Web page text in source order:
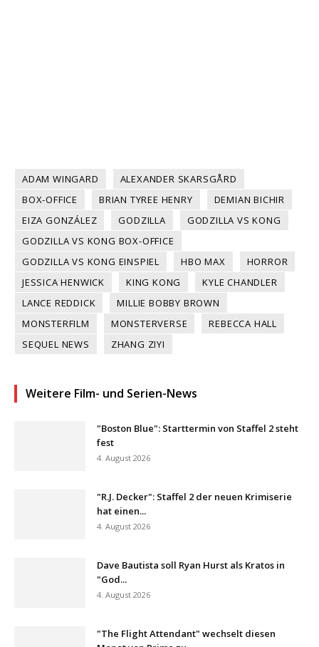
ADAM WINGARD
ALEXANDER SKARSGÅRD
BOX-OFFICE
BRIAN TYREE HENRY
DEMIAN BICHIR
EIZA GONZÁLEZ
GODZILLA
GODZILLA VS KONG
GODZILLA VS KONG BOX-OFFICE
GODZILLA VS KONG EINSPIEL
HBO MAX
HORROR
JESSICA HENWICK
KING KONG
KYLE CHANDLER
LANCE REDDICK
MILLIE BOBBY BROWN
MONSTERFILM
MONSTERVERSE
REBECCA HALL
SEQUEL NEWS
ZHANG ZIYI
Weitere Film- und Serien-News
"Boston Blue": Starttermin von Staffel 2 steht
fest
4. August 2026
"R.J. Decker": Staffel 2 der neuen Krimiserie
hat einen...
4. August 2026
Dave Bautista soll Ryan Hurst als Kratos in
"God...
4. August 2026
"The Flight Attendant" wechselt diesen